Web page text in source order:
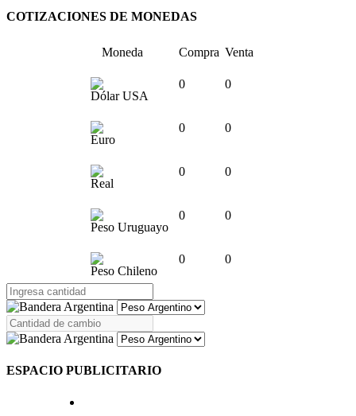
COTIZACIONES DE MONEDAS
Moneda Compra Venta
Dólar USA
0 0
Euro
0 0
Real
0 0
Peso Uruguayo
0 0
Peso Chileno
0 0
ESPACIO PUBLICITARIO